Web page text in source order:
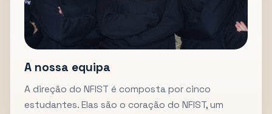
A nossa equipa
A direção do NFIST é composta por cinco
estudantes. Elas são o coração do NFIST, um